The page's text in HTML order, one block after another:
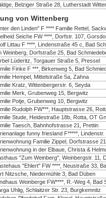
Belziger Straße 28, Lutherstadt
von Wittenberg
den Linden" F **** Familie Rettel,
Seiche FW ****, Dorfstr. 107,
Littau F ****, Lindenstraße 45 c, Bad
Weinberg, Dorfstraße 25, Bad
Lüderitz, Torgauer Straße 5, Pressel
Finke F ***, Birkenweg 5, Bad
Hempel, Mittelstraße 5a, Zahna
Kratz, Wittenbergerstr. 6, Seyda
Merk, Grubenweg 15, Bergwitz
Potje, Grubenweg 10, Bergwitz
Rudolph FW***, Hauptstrasse 26,
Stude, Heidestraße 18b, Rotta, OT
Taesch, Bahnhofstrasse 21, Prettin
funny friesland F*****,
Familie Zippel, Dorfstrasse
in der Elbaue, Christa &
"Zum Weinberg", Weinbergstr. 11,
"Ehlert" FW ****, Neustraße 33,
Nitzsche, Niedermühle 3, Bad Düben
Weinberge FW****, R.-Weg 4, Bad
Uhlig, Schlaitzer Str. 23, Burgkemnitz